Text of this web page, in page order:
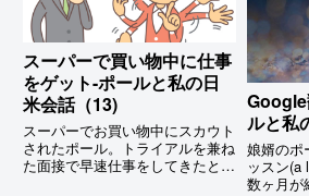
(笑)
スーパーで買い物中に仕事
をゲット-ポールと私の日
米会話（13)
スーパーでお買い物中にスカウト
されたポール。トライアルを兼ね
た面接で早速仕事をしてきたと言
ルと私
娘婿のポ
ッスン(a
数ヶ月が